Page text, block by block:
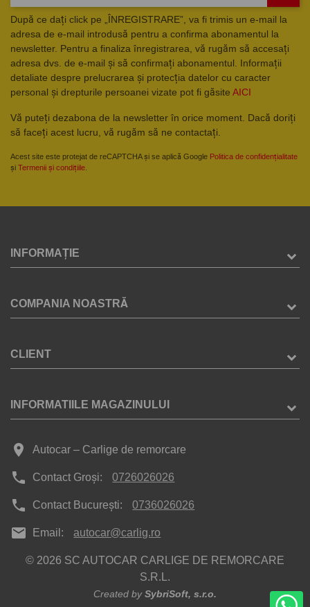
După ce dați click pe „ÎNREGISTRARE”, va fi trimis un e-mail la
adresa de e-mail introdusă pentru a confirma abonamentul la
newsletter. Pentru a finaliza înregistrarea, vă rugăm să accesați
adresa dvs. de e-mail și să confirmați abonamentul. Informații
detaliate despre prelucrarea și protecția datelor cu caracter
personal și drepturile persoanei vizate pot fi găsite AICI
Vă puteți dezabona de la newsletter în orice moment. Dacă doriți
să faceți acest lucru, vă rugăm să ne contactați.
Acest site este protejat de reCAPTCHA și se aplică Google Politica de confidențialitate
și Termenii și condițiile
INFORMAȚIE
COMPANIA NOASTRĂ
CLIENT
INFORMATIILE MAGAZINULUI
place Autocar – Carlige de remorcare
phone Contact Groși: 0726026026
phone Contact București: 0736026026
mail Email: autocar@carlig.ro
© 2026 SC AUTOCAR CARLIGE DE REMORCARE
S.R.L.
Created bySybriSoft, s.r.o.